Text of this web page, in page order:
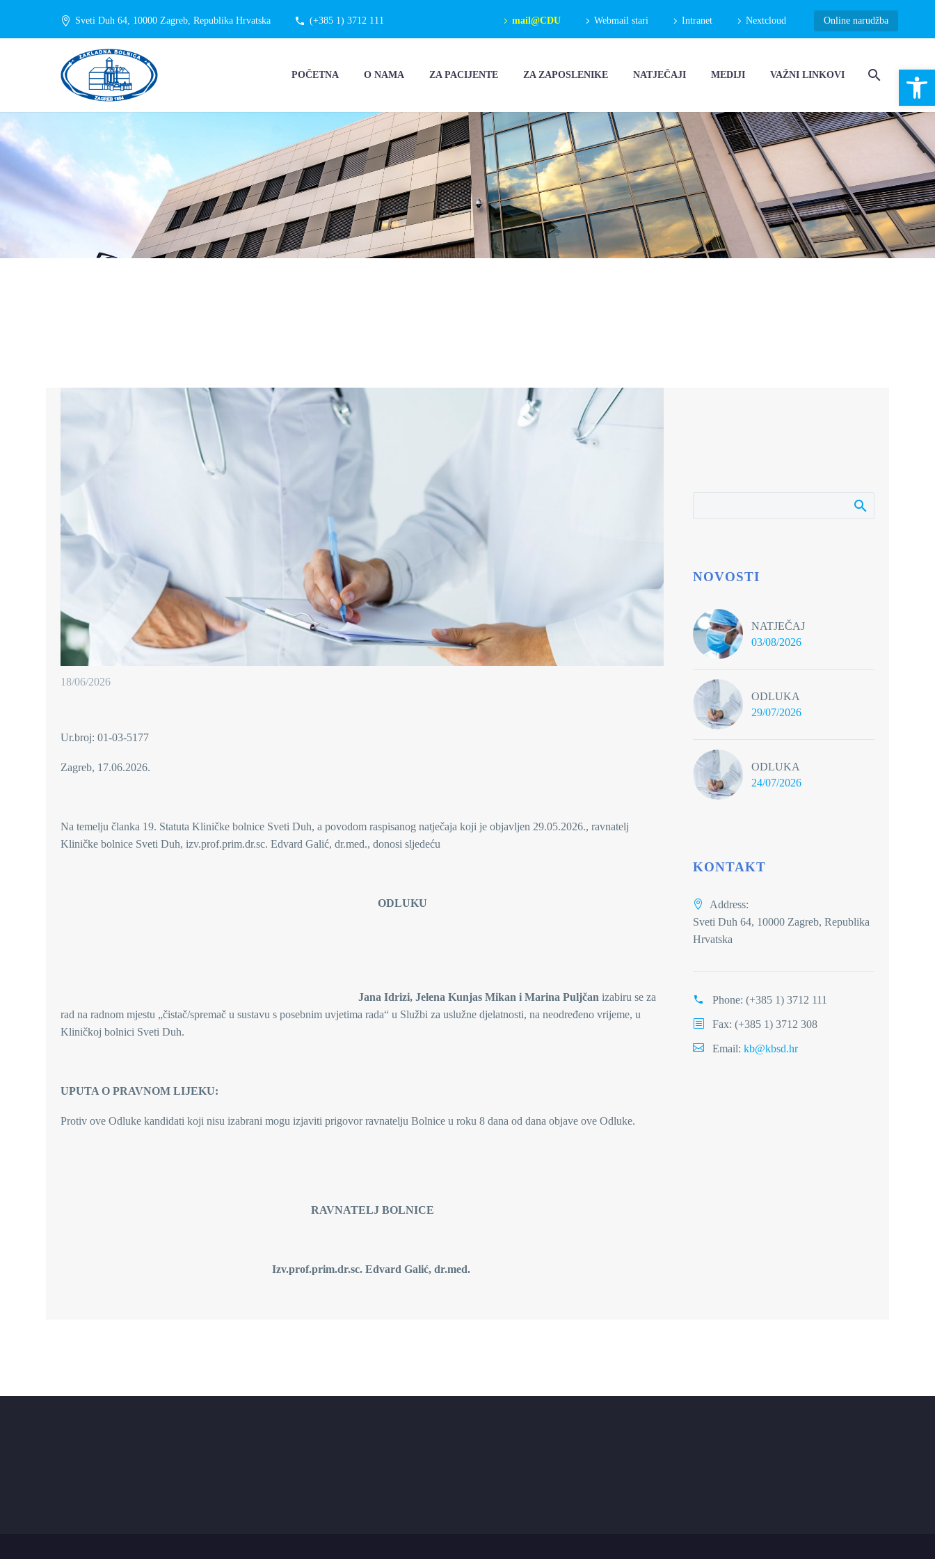
Sveti Duh 64, 10000 Zagreb, Republika Hrvatska (+385 1) 3712 111 mail@CDU Webmail stari Intranet Nextcloud Online narudžba
POČETNA O NAMA ZA PACIJENTE ZA ZAPOSLENIKE NATJEČAJI MEDIJI VAŽNI LINKOVI
18/06/2026
Ur.broj: 01-03-5177
Zagreb, 17.06.2026.
Na temelju članka 19. Statuta Kliničke bolnice Sveti Duh, a povodom raspisanog natječaja koji je objavljen 29.05.2026., ravnatelj
Kliničke bolnice Sveti Duh, izv.prof.prim.dr.sc. Edvard Galić, dr.med., donosi sljedeću
ODLUKU
Jana Idrizi, Jelena Kunjas Mikan i Marina Puljčan izabiru se za
rad na radnom mjestu „čistač/spremač u sustavu s posebnim uvjetima rada“ u Službi za uslužne djelatnosti, na neodređeno vrijeme, u
Kliničkoj bolnici Sveti Duh.
UPUTA O PRAVNOM LIJEKU:
Protiv ove Odluke kandidati koji nisu izabrani mogu izjaviti prigovor ravnatelju Bolnice u roku 8 dana od dana objave ove Odluke.
RAVNATELJ BOLNICE
Izv.prof.prim.dr.sc. Edvard Galić, dr.med.
NOVOSTI
NATJEČAJ
03/08/2026
ODLUKA
29/07/2026
ODLUKA
24/07/2026
KONTAKT
Address:
Sveti Duh 64, 10000 Zagreb, Republika
Hrvatska
Phone: (+385 1) 3712 111
Fax: (+385 1) 3712 308
Email: kb@kbsd.hr